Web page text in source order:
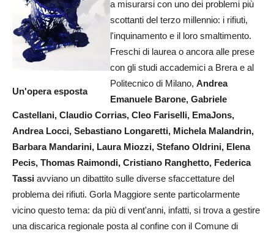
Un'opera esposta
a misurarsi con uno dei problemi più
scottanti del terzo millennio: i rifiuti,
l'inquinamento e il loro smaltimento.
Freschi di laurea o ancora alle prese
con gli studi accademici a Brera e al
Politecnico di Milano, Andrea
Emanuele Barone, Gabriele
Castellani, Claudio Corrias, Cleo Fariselli, EmaJons,
Andrea Locci, Sebastiano Longaretti, Michela Malandrin,
Barbara Mandarini, Laura Miozzi, Stefano Oldrini, Elena
Pecis, Thomas Raimondi, Cristiano Ranghetto, Federica
Tassi avviano un dibattito sulle diverse sfaccettature del
problema dei rifiuti. Gorla Maggiore sente particolarmente
vicino questo tema: da più di vent'anni, infatti, si trova a gestire
una discarica regionale posta al confine con il Comune di